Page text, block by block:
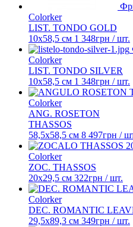
Colorker
LIST. TONDO GOLD
10х58,5 см 1 348грн / шт.
Colorker
LIST. TONDO SILVER
10х58,5 см 1 348грн / шт.
Colorker
ANG. ROSETON
THASSOS
58,5x58,5 см 8 497грн /
Colorker
ZOC. THASSOS
20x29,5 см 322грн / шт.
Colorker
DEC. ROMANTIC
29,5x89,3 см 349грн / шт.